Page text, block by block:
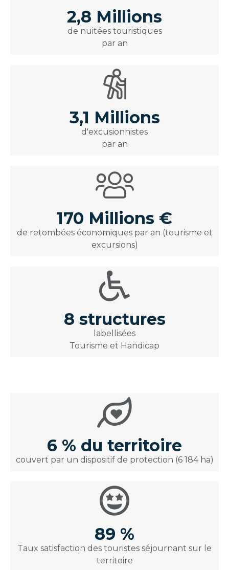
2,8 Millions
de nuitées touristiques
par an
3,1 Millions
d'excusionnistes
par an
170 Millions €
de retombées économiques par an (tourisme et
excursions)
8 structures
labellisées
Tourisme et Handicap
6 % du territoire
couvert par un dispositif de protection (6 184 ha)
89 %
Taux satisfaction des touristes séjournant sur le
territoire